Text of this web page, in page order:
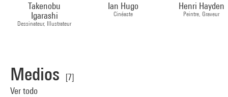
Takenobu
Igarashi
Dessinateur, Illustrateur
Ian Hugo
Cinéaste
Henri Hayden
Peintre, Graveur
Medios
[7]
Ver todo